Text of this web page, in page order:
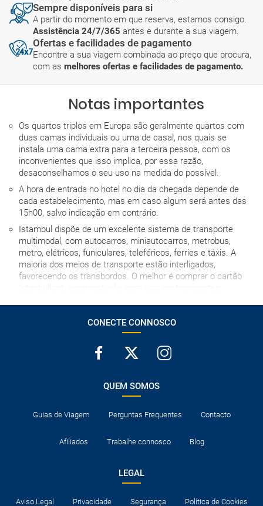
Sempre disponíveis para si
A partir do momento em que reserva, estamos consigo.
Assistência 24/7/365 antes e durante a sua viagem.
Ofertas e facilidades de pagamento
Encontre a sua viagem combinada ao preço que procura,
com as melhores ofertas e facilidades de pagamento.
Notas importantes
Os quartos triplos em Europa são geralmente quartos com
duas camas individuais ou uma de casal, nos quais se
instala uma cama extra para a terceira pessoa, com os
inconvenientes que isso implica, por essa razão,
desaconselhamos o seu uso na medida do possível.
A hora de entrada no hotel no dia da chegada depende de
cada estabelecimento, mas em caso algum será antes das
15h00, salvo indicação em contrário.
Istambul dispõe de um excelente sistema de transporte
multimodal, com autocarros, miniautocarros, metrobus,
metro, elétricos, funiculares, teleféricos, ferries e táxis. A
maioria dos meios de transporte estão interligados,
favorecendo os transbordos. O melhor é comprar o cartão
descontos interessantes. Existem inúmeros pontos de
recarga e o custo das viagens é muito baixo.
O Grande Bazar e o Bazar Egípcio permanecerão fechados
em feriados religiosos, domingos e feriados nacionais. Por
O cartão de crédito é considerado uma garantia, pelo que,
hotéis.
Caso contrário, terão de dividir cama com um adulto.
destinos visitados e para trânsito nos países onde são feitas
CONECTE CONNOSCO
QUEM SOMOS
Guias de Viagem Perguntas Frequentes Contacto
Afiliados Trabalhe connosco Blog
LEGAL
Aviso Legal Privacidade Segurança Política de Cookies